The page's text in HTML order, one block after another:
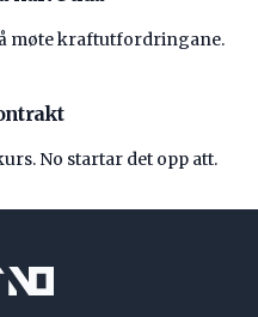
møte kraftutfordringane.
No startar det opp att.